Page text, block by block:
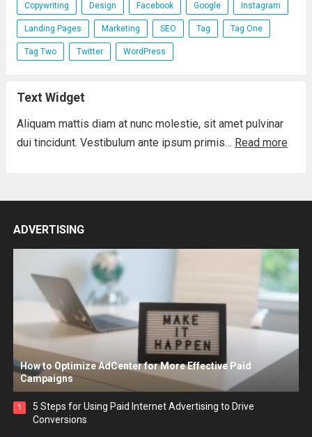
Copywriting Design Facebook Google Instagram
Landing Pages Marketing SEO Tag Tag One
Tag Two Twitter WordPress
Text Widget
Aliquam mattis diam at nunc molestie, sit amet pulvinar
dui tincidunt. Vestibulum ante ipsum primis… Read more
ADVERTISING
How to Optimize AdCenter for More Effective Paid
Campaigns
1
5 Steps for Using Paid Internet Advertising to Drive
Conversions